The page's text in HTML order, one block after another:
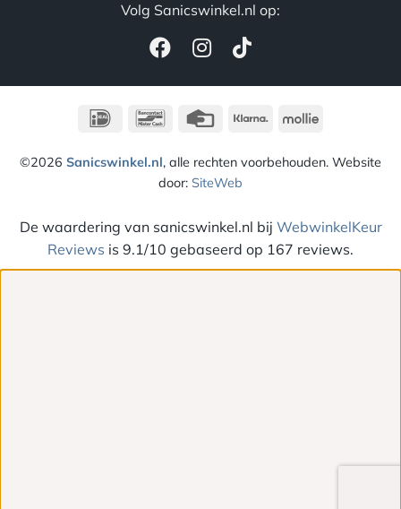
Volg Sanicswinkel.nl op:
IDeal BancontactCredit
Klarna Mollie
©2026 Sanicswinkel.nl, alle rechten voorbehouden. Website
door: SiteWeb
De waardering van sanicswinkel.nl bij WebwinkelKeur
Reviews is 9.1/10 gebaseerd op 167 reviews.